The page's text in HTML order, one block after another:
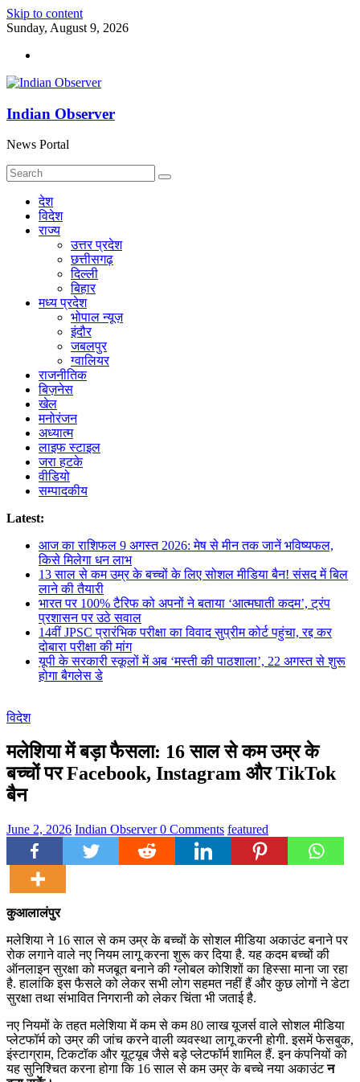
Skip to content
Sunday, August 9, 2026
Indian Observer
News Portal
देश
विदेश
राज्य
उत्तर प्रदेश
छत्तीसगढ़
दिल्ली
बिहार
मध्य प्रदेश
भोपाल न्यूज़
इंदौर
जबलपुर
ग्वालियर
राजनीतिक
बिज़नेस
खेल
मनोरंजन
अध्यात्म
लाइफ स्टाइल
जरा हटके
वीडियो
सम्पादकीय
Latest:
आज का राशिफल 9 अगस्त 2026: मेष से मीन तक जानें भविष्यफल,
किसे मिलेगा धन लाभ
13 साल से कम उम्र के बच्चों के लिए सोशल मीडिया बैन! संसद में बिल
लाने की तैयारी
भारत पर 100% टैरिफ को अपनों ने बताया ‘आत्मघाती कदम’, ट्रंप
प्रशासन पर उठे सवाल
14वीं JPSC प्रारंभिक परीक्षा का विवाद सुप्रीम कोर्ट पहुंचा, रद्द कर
दोबारा परीक्षा की मांग
यूपी के सरकारी स्कूलों में अब ‘मस्ती की पाठशाला’, 22 अगस्त से शुरू
होगा बैगलेस डे
विदेश
मलेशिया में बड़ा फैसला: 16 साल से कम उम्र के
बच्चों पर Facebook, Instagram और TikTok
बैन
June 2, 2026 Indian Observer0 Comments featured
कुआलालंपुर
मलेशिया ने 16 साल से कम उम्र के बच्चों के सोशल मीडिया अकाउंट बनाने पर
रोक लगाने वाले नए नियम लागू करना शुरू कर दिया है. यह कदम बच्चों की
ऑनलाइन सुरक्षा को मजबूत बनाने की ग्लोबल कोशिशों का हिस्सा माना जा रहा
है. हालांकि इस फैसले को लेकर सभी लोग सहमत नहीं हैं और कुछ लोगों ने डेटा
सुरक्षा तथा संभावित निगरानी को लेकर चिंता भी जताई है.
नए नियमों के तहत मलेशिया में कम से कम 80 लाख यूजर्स वाले सोशल मीडिया
प्लेटफॉर्म को उम्र की जांच करने वाली व्यवस्था लागू करनी होगी. इसमें फेसबुक,
इंस्टाग्राम, टिकटॉक और यूट्यूब जैसे बड़े प्लेटफॉर्म शामिल हैं. इन कंपनियों को
यह सुनिश्चित करना होगा कि 16 साल से कम उम्र के बच्चे नया अकाउंटन